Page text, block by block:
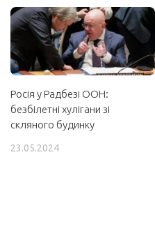
Росія у Радбезі ООН:
безбілетні хулігани зі
скляного будинку
23.05.2024